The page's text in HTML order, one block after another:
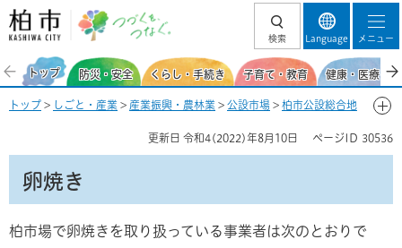
柏市 つづくを、
検索 Language メニュー
トップ 防災・安全 くらし・手続き 子育て・教育 健康・医療・
トップ > しごと・産業 > 産業振興・農林業 > 公設市場 > 柏市公設総合地
更新日 令和4(2022)年8月10日 ページID 30536
卵焼き
柏市場で卵焼きを取り扱っている事業者は次のとおりで